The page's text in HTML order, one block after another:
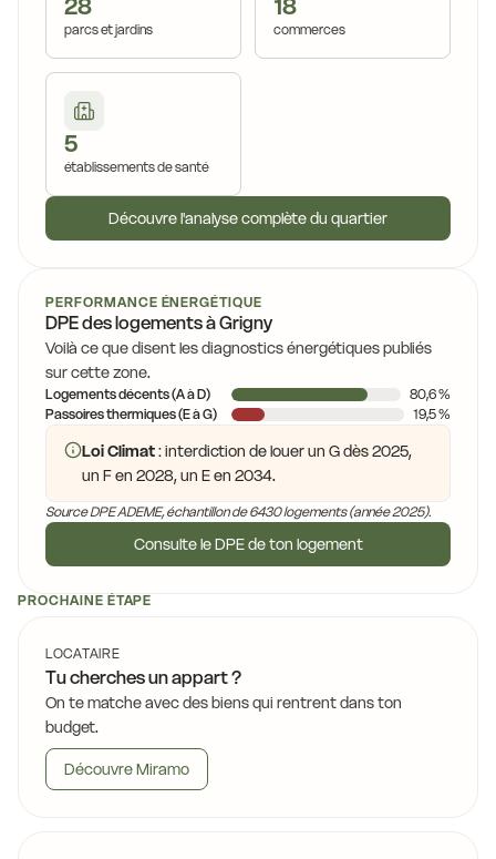
28
parcs et jardins
18
commerces
5
établissements de santé
Découvre l'analyse complète du quartier
PERFORMANCE ÉNERGÉTIQUE
DPE des logements à Grigny
Voilà ce que disent les diagnostics énergétiques publiés
sur cette zone.
Logements décents (A à D)
80,6 %
Passoires thermiques (E à G)
19,5 %
Loi Climat: interdiction de louer un G dès 2025,
un F en 2028, un E en 2034.
Source DPE ADEME, échantillon de 6430 logements (année 2025).
Consulte le DPE de ton logement
PROCHAINE ÉTAPE
LOCATAIRE
Tu cherches un appart ?
On te matche avec des biens qui rentrent dans ton
budget.
Découvre Miramo